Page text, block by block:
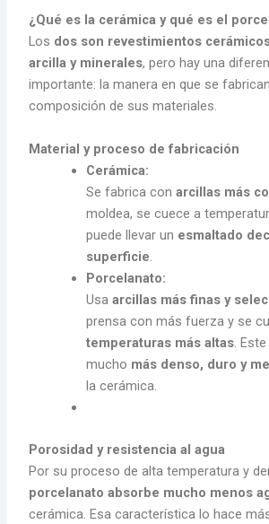
¿Qué es la cerámica y qué es el
Los dos son revestimientos
arcilla y minerales, pero hay una
importante: la manera en que se
composición de sus materiales.
Material y proceso de fabricación
Cerámica:
Se fabrica conarcillas más
moldea, se cuece a
puede llevar un esmaltado
superficie.
Porcelanato:
Usaarcillas más finas y
prensa con más fuerza y se
temperaturas más altas.
mucho más denso, duro y
la cerámica.
Porosidad y resistencia al agua
Por su proceso de alta temperatura y
porcelanato absorbe mucho menos
cerámica. Esa característica lo hace